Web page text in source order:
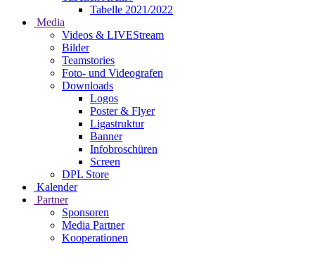
Tabelle 2021/2022
Media
Videos & LIVEStream
Bilder
Teamstories
Foto- und Videografen
Downloads
Logos
Poster & Flyer
Ligastruktur
Banner
Infobroschüren
Screen
DPL Store
Kalender
Partner
Sponsoren
Media Partner
Kooperationen